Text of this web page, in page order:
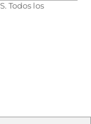
Todos los